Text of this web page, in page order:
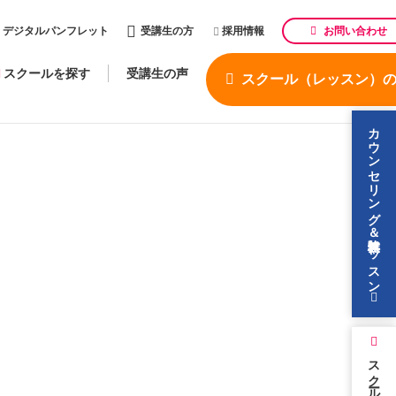
デジタルパンフレット 受講生の方 採用情報 お問い合わせ
スクールを探す 受講生の声 スクール（レッスン）
カウンセリング＆無料体験レッスン